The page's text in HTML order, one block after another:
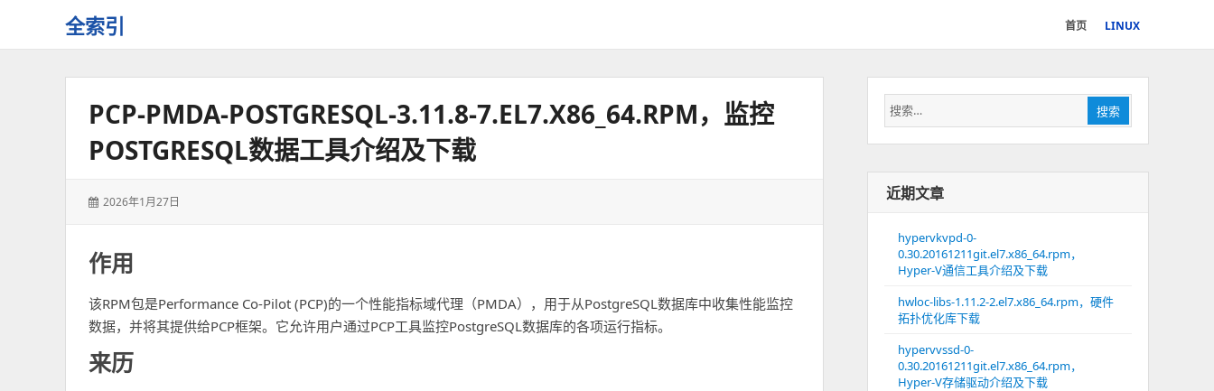
全索引
些
首页 LINUX
PCP-PMDA-POSTGRESQL-3.11.8-7.EL7.X86_64.RPM，监控
POSTGRESQL数据工具介绍及下载
发
2026年1月27日
作用
该RPM包是Performance Co-Pilot (PCP)的一个性能指标域代理（PMDA），用于从PostgreSQL数据库中收集性能监控
数据，并将其提供给PCP框架。它允许用户通过PCP工具监控PostgreSQL数据库的各项运行指标。
来历
搜
索：
搜索
近期文章
hypervkvpd-0-
0.30.20161211git.el7.x86_64.rpm，
Hyper-V通信工具介绍及下载
hwloc-libs-1.11.2-2.el7.x86_64.rpm，硬件
拓扑优化库下载
hypervvssd-0-
0.30.20161211git.el7.x86_64.rpm，
Hyper-V存储驱动介绍及下载